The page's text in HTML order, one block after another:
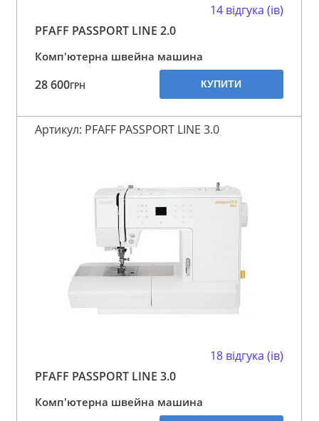
14 відгука (ів)
PFAFF PASSPORT LINE 2.0
Комп'ютерна швейна машина
28 600ГРН КУПИТИ
Артикул: PFAFF PASSPORT LINE 3.0
18 відгука (ів)
PFAFF PASSPORT LINE 3.0
Комп'ютерна швейна машина